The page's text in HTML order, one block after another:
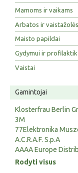
Mamoms ir vaikams
Arbatos ir vaistažolės
Maisto papildai
Gydymui ir
Vaistai
Gamintojai
Klosterfrau Berlin
3M
77Elektronika
A.C.R.A.F. S.p.A
AAAA Europe
Rodyti visus